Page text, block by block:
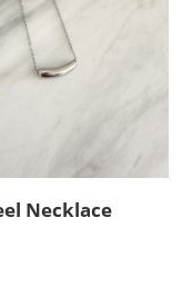
Necklace